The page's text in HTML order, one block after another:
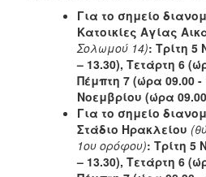
Κέντρα
Ημερήσιας
Φροντίδας
Ηλικιωμένων
(Κ.Η.Φ.Η.)
Κ.Δ.Α.Π.Α.μεΑ.
Αδειοδότηση
Έλεγχος
Βρεφονηπιακών
Για το σημείο
Κατοικίες Αγίας
Σολωμού 14): Τρίτη 5
– 13.30), Τετάρτη 6
Πέμπτη 7 (ώρα 09.00
Νοεμβρίου (ώρα
Για το σημείο
Στάδιο Ηρακλείου
1ου ορόφου): Τρίτη 5
– 13.30), Τετάρτη 6